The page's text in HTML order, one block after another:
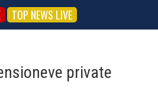
TOP NEWS LIVE
private